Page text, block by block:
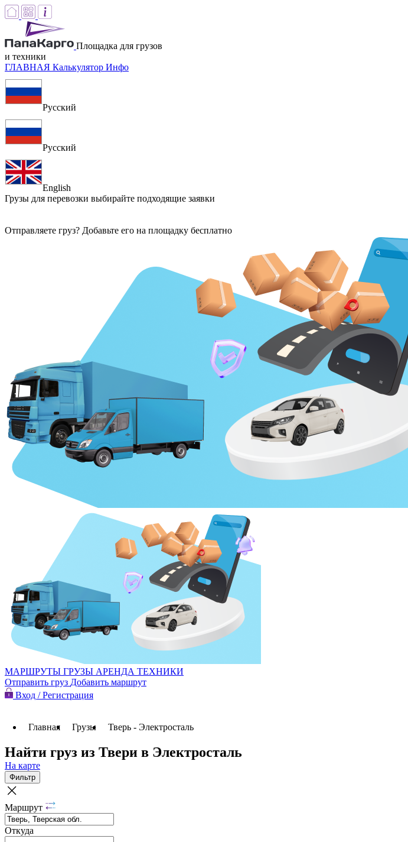
Площадка для грузов
и техники
ГЛАВНАЯ Калькулятор Инфо
Русский
Русский
English
Грузы для перевозки выбирайте подходящие заявки
Отправляете груз? Добавьте его на площадку бесплатно
МАРШРУТЫ ГРУЗЫ АРЕНДА ТЕХНИКИ
Отправить груз Добавить маршрут
Вход / Регистрация
Главная Грузы Тверь - Электросталь
Найти груз из Твери в Электросталь
На карте
Фильтр
Маршрут
Откуда